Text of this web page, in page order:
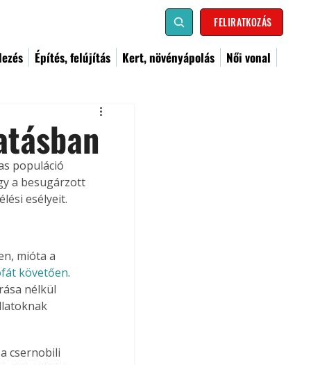
FELIRATKOZÁS
Építés, felújítás Kert, növényápolás Női vonal
populáció
a besugárzott
esélyeit.
mióta a
követően.
nélkül
csernobili